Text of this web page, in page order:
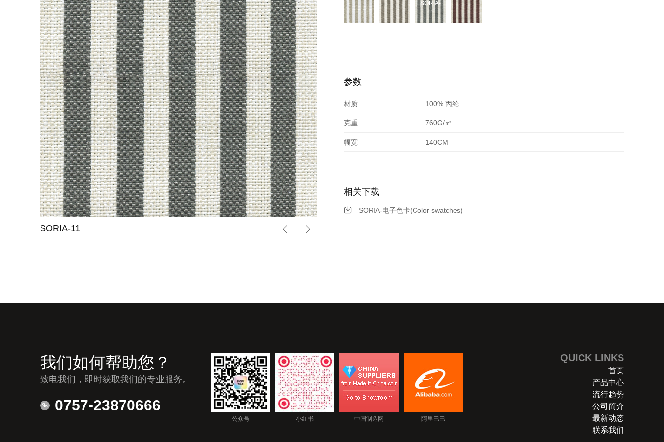
SORIA-11
SORIA-
11
参数
材质 100% 丙纶
克重 760G/㎡
幅宽 140CM
相关下载
SORIA-电子色卡(Color swatches)
我们如何帮助您？
致电我们，即时获取我们的专业服务。
0757-23870666
公众号 小红书 中国制造网 阿里巴巴
QUICK LINKS
首页
产品中心
流行趋势
公司简介
最新动态
联系我们